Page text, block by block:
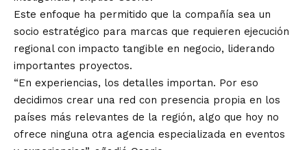
Este enfoque ha permitido que la compañía sea un
socio estratégico para marcas que requieren ejecución
regional con impacto tangible en negocio, liderando
importantes proyectos.
“En experiencias, los detalles importan. Por eso
decidimos crear una red con presencia propia en los
países más relevantes de la región, algo que hoy no
ofrece ninguna otra agencia especializada en eventos